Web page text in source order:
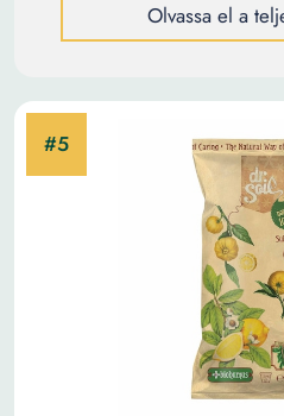
Olvassa el a